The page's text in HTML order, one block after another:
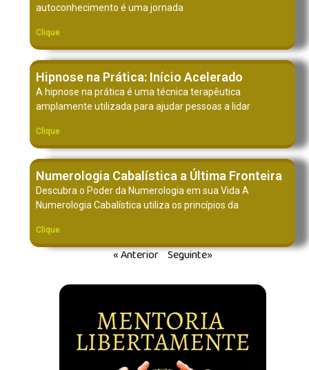
autoconhecimento é uma jornada
Clique
Hipnose na Prática: Início Acelerado
A hipnose na prática é uma técnica terapêutica
amplamente utilizada para ajudar pessoas a lidar
Clique
Numerologia Cabalística a Última Fronteira
Descubra o Poder da Numerologia em sua Vida A
Numerologia Cabalística utiliza os princípios da
Clique
« Anterior Seguinte»